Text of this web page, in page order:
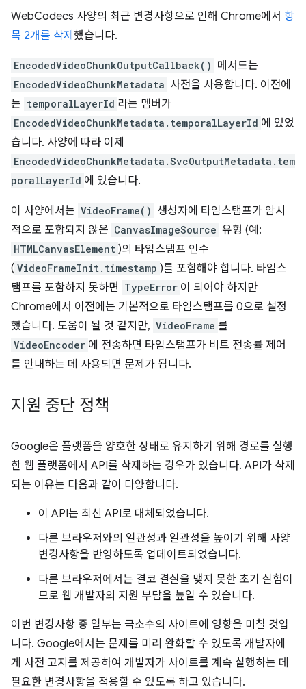
WebCodecs 사양의 최근 변경사항으로 인해 Chrome에서 항
목 2개를 삭제 했습니다.
EncodedVideoChunkOutputCallback() 메서드는
EncodedVideoChunkMetadata 사전을 사용합니다. 이전에
는 temporalLayerId 라는 멤버가
EncodedVideoChunkMetadata.temporalLayerId 에 있었
습니다. 사양에 따라 이제
EncodedVideoChunkMetadata.SvcOutputMetadata.tem
poralLayerId 에 있습니다.
이 사양에서는 VideoFrame() 생성자에 타임스탬프가 암시
적으로 포함되지 않은 CanvasImageSource 유형 (예:
HTMLCanvasElement )의 타임스탬프 인수
( VideoFrameInit.timestamp )를 포함해야 합니다. 타임스
탬프를 포함하지 못하면 TypeError 이 되어야 하지만
Chrome에서 이전에는 기본적으로 타임스탬프를 0으로 설정
했습니다. 도움이 될 것 같지만, VideoFrame 를
VideoEncoder 에 전송하면 타임스탬프가 비트 전송률 제어
를 안내하는 데 사용되면 문제가 됩니다.
지원 중단 정책
Google은 플랫폼을 양호한 상태로 유지하기 위해 경로를 실행
한 웹 플랫폼에서 API를 삭제하는 경우가 있습니다. API가 삭제
되는 이유는 다음과 같이 다양합니다.
이 API는 최신 API로 대체되었습니다.
다른 브라우저와의 일관성과 일관성을 높이기 위해 사양
변경사항을 반영하도록 업데이트되었습니다.
다른 브라우저에서는 결코 결실을 맺지 못한 초기 실험이
므로 웹 개발자의 지원 부담을 높일 수 있습니다.
이번 변경사항 중 일부는 극소수의 사이트에 영향을 미칠 것입
니다. Google에서는 문제를 미리 완화할 수 있도록 개발자에
게 사전 고지를 제공하여 개발자가 사이트를 계속 실행하는 데
필요한 변경사항을 적용할 수 있도록 하고 있습니다.